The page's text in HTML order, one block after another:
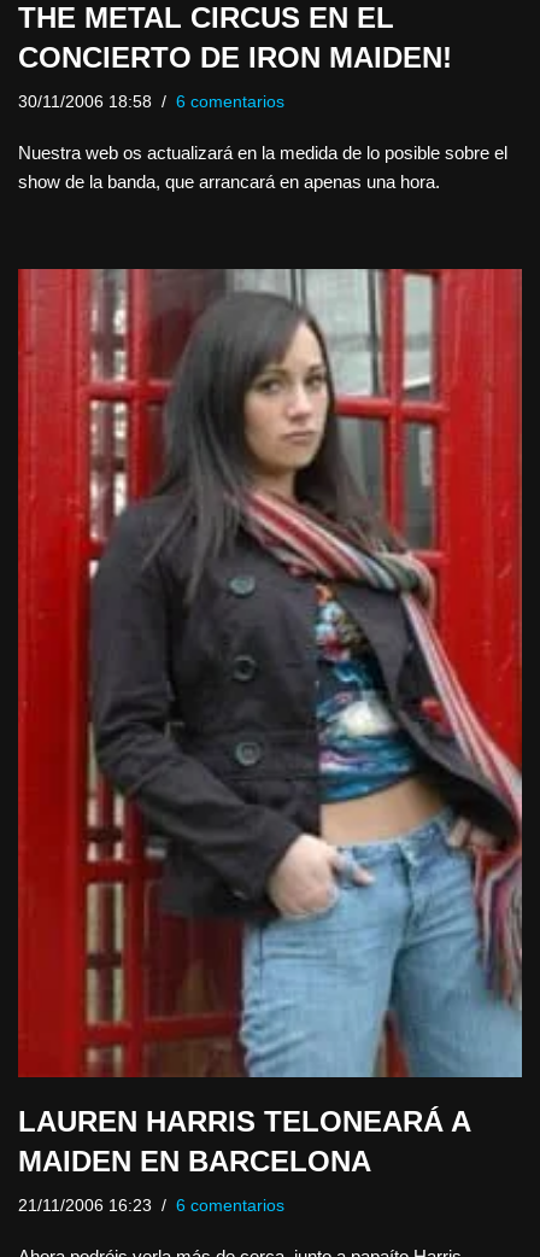
THE METAL CIRCUS EN EL
CONCIERTO DE IRON MAIDEN!
30/11/2006 18:58 6 comentarios
Nuestra web os actualizará en la medida de lo posible sobre el
show de la banda, que arrancará en apenas una hora.
LAUREN HARRIS TELONEARÁ A
MAIDEN EN BARCELONA
21/11/2006 16:23 6 comentarios